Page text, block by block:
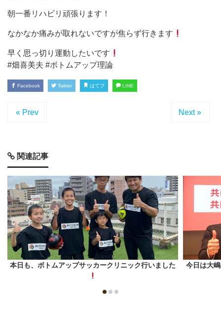
朝一番リハビリ頑張ります！
なかなか痛みが取れないですが焦らず行きます
早く思っ切り運動したいです
#畑喜美夫 #ボトムアップ理論
Facebook Twitter はてブ LINE
« Prev Next »
関連記事
本日も、ボトムアップサッカークリニック行いました 今日は大